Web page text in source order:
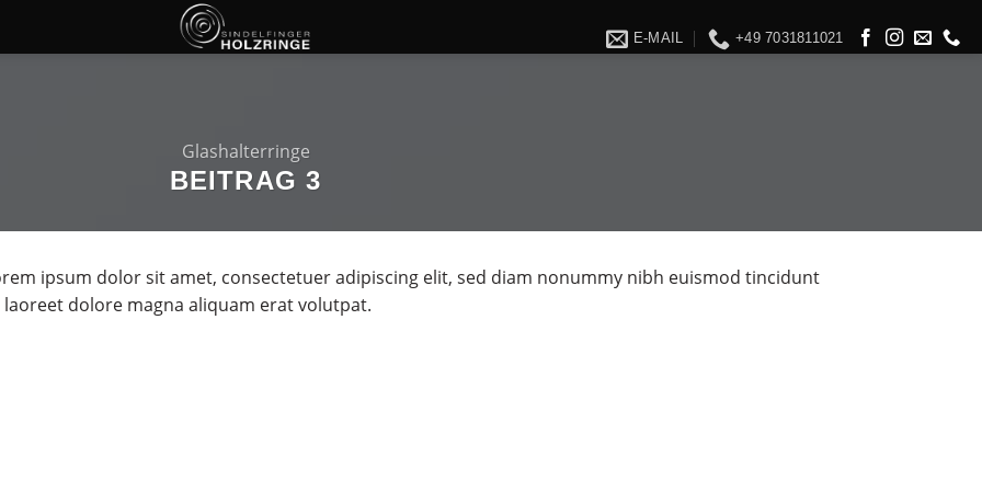
E-MAIL +49 7031811021
Glashalterringe
BEITRAG 3
ipsum dolor sit amet, consectetuer adipiscing elit, sed diam nonummy nibh euismod tincidunt
dolore magna aliquam erat volutpat.